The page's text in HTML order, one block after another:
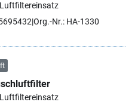
Org.-Nr.: HA-1330